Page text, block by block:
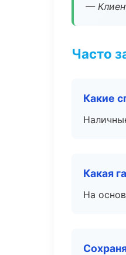
—
Часто
Какие
Какая
На